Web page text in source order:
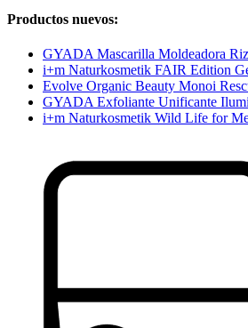
Productos nuevos:
GYADA Mascarilla Moldeadora
i+m Naturkosmetik FAIR Edition
Evolve Organic Beauty Monoi
GYADA Exfoliante Unificante
i+m Naturkosmetik Wild Life for